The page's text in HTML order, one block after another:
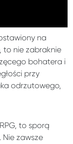
na
to nie zabraknie
bohatera i
przy
odrzutowego,
to sporą
zawsze